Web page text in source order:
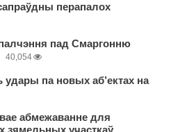
перапалох
пад Смаргонню
40,054
удары па новых аб’ектах на
абмежаванне для
зямельных участкаў